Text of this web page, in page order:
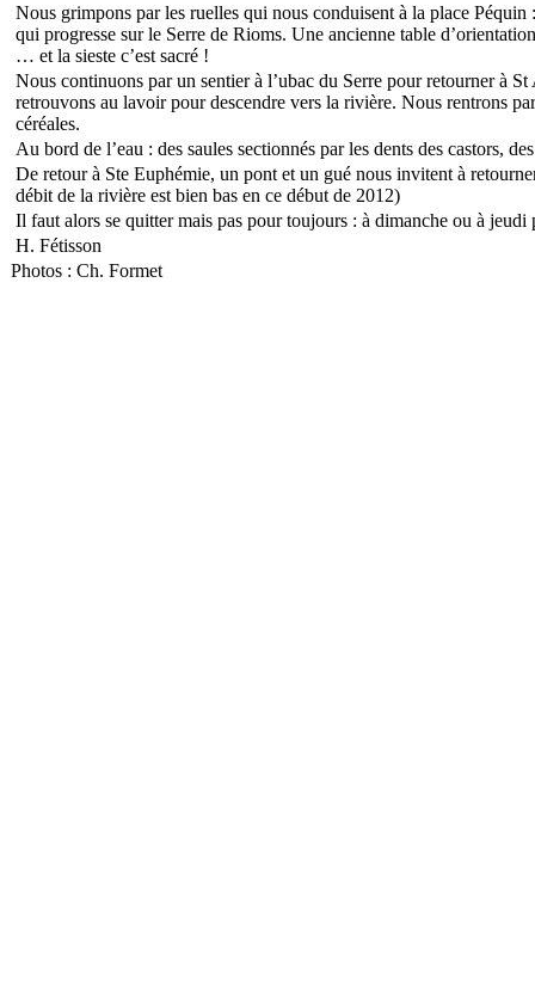
Nous grimpons par les ruelles qui nous conduisent à la place
qui progresse sur le Serre de Rioms. Une ancienne table
… et la sieste c’est sacré !
Nous continuons par un sentier à l’ubac du Serre pour retourner à
retrouvons au lavoir pour descendre vers la rivière. Nous rentrons
céréales.
Au bord de l’eau : des saules sectionnés par les dents des castors,
De retour à Ste Euphémie, un pont et un gué nous invitent à
débit de la rivière est bien bas en ce début de 2012)
Il faut alors se quitter mais pas pour toujours : à dimanche ou à jeudi
H. Fétisson
Photos : Ch. Formet